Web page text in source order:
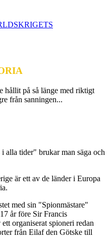
hållit på så länge med riktigt
från sanningen...
alla tider" brukar man säga och
är ett av de länder i Europa
med sin "Spionmästare"
år före Sir Francis
organiserat spioneri redan
från Eilaf den Götske till